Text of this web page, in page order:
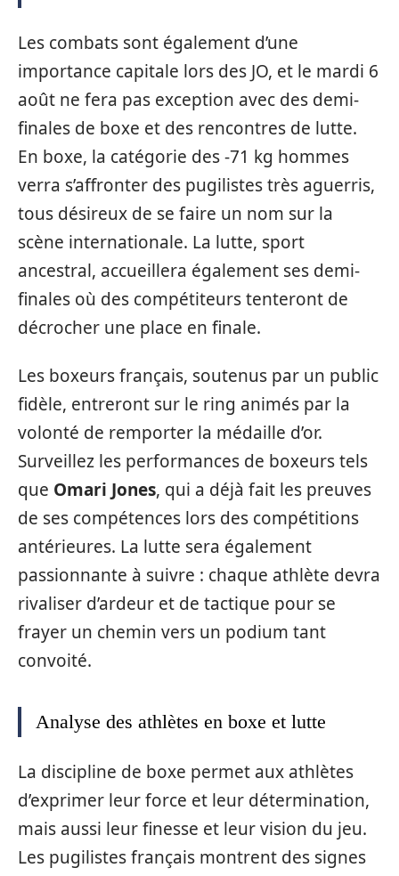
Les combats sont également d’une
importance capitale lors des JO, et le mardi 6
août ne fera pas exception avec des demi-
finales de boxe et des rencontres de lutte.
En boxe, la catégorie des -71 kg hommes
verra s’affronter des pugilistes très aguerris,
tous désireux de se faire un nom sur la
scène internationale. La lutte, sport
ancestral, accueillera également ses demi-
finales où des compétiteurs tenteront de
décrocher une place en finale.
Les boxeurs français, soutenus par un public
fidèle, entreront sur le ring animés par la
volonté de remporter la médaille d’or.
Surveillez les performances de boxeurs tels
que Omari Jones, qui a déjà fait les preuves
de ses compétences lors des compétitions
antérieures. La lutte sera également
passionnante à suivre : chaque athlète devra
rivaliser d’ardeur et de tactique pour se
frayer un chemin vers un podium tant
convoité.
Analyse des athlètes en boxe et lutte
La discipline de boxe permet aux athlètes
d’exprimer leur force et leur détermination,
mais aussi leur finesse et leur vision du jeu.
Les pugilistes français montrent des signes